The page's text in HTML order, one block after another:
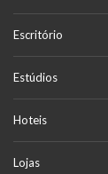
Escritório
Estúdios
Hoteis
Lojas